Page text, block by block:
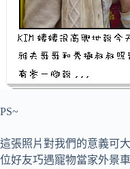
PS~
這張照片對我們的意義可
位好友巧遇寵物當家外景